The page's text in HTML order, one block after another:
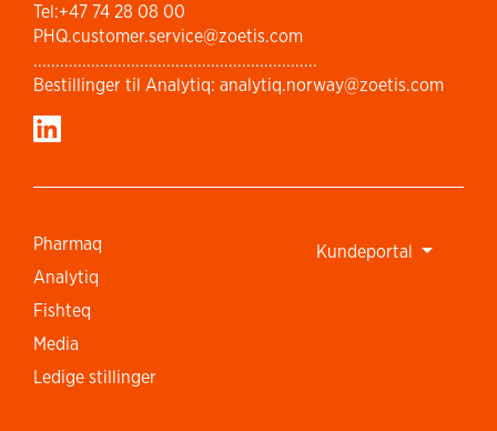
Tel:+47 74 28 08 00
PHQ.customer.service@zoetis.com
................................................................
Bestillinger til Analytiq: analytiq.norway@zoetis.com
Pharmaq
Analytiq
Fishteq
Media
Ledige stillinger
Kundeportal